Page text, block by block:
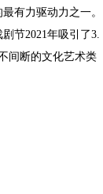
有力驱动力之一。
节2021年吸引了3.
间断的文化艺术类